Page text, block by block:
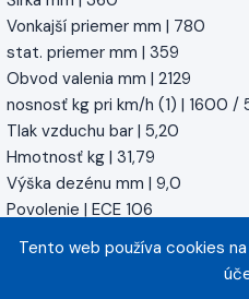
Vonkajší priemer mm | 780
stat. priemer mm | 359
Obvod valenia mm | 2129
nosnosť kg pri km/h (1) | 1600 /
Tlak vzduchu bar | 5,20
Hmotnosť kg | 31,79
Výška dezénu mm | 9,0
Povolenie | ECE 106
Nominálna šírka [Coll] | 13.50
Menovitý vonkajší priemer [Coll] |
Tento web používa cookies